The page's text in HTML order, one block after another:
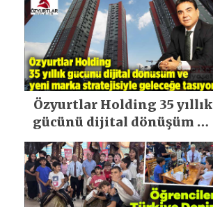
Özyurtlar Holding 35 yıllık
gücünü dijital dönüşüm ve
yeni marka stratejisiyle
geleceğe taşıyor